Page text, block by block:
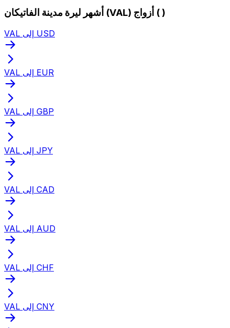
أشهر ليرة مدينة الفاتيكان (VAL) أزواج ( )
VAL إلى USD
VAL إلى EUR
VAL إلى GBP
VAL إلى JPY
VAL إلى CAD
VAL إلى AUD
VAL إلى CHF
VAL إلى CNY